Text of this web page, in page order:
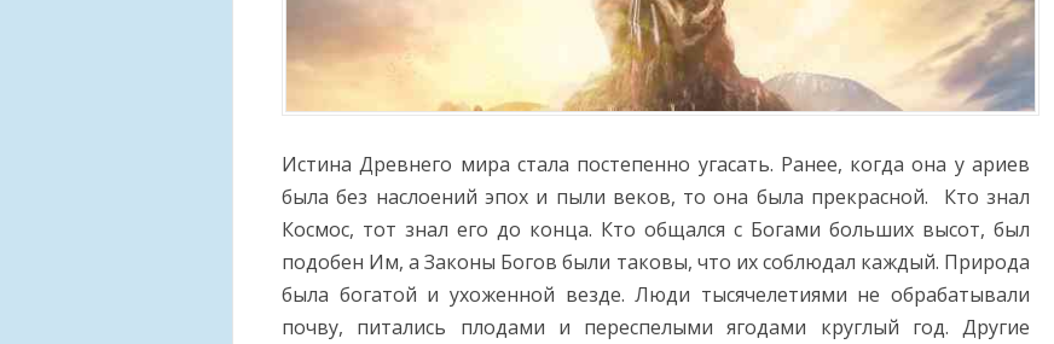
Истина Древнего мира стала постепенно угасать. Ранее, когда она у ариев
была без наслоений эпох и пыли веков, то она была прекрасной. Кто знал
Космос, тот знал его до конца. Кто общался с Богами больших высот, был
подобен Им, а Законы Богов были таковы, что их соблюдал каждый. Природа
была богатой и ухоженной везде. Люди тысячелетиями не обрабатывали
почву, питались плодами и переспелыми ягодами круглый год. Другие